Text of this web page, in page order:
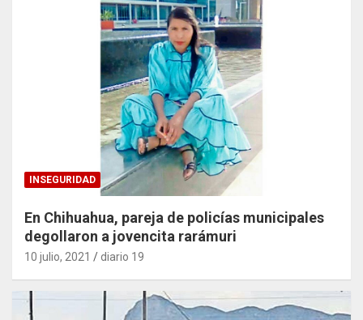
INSEGURIDAD
En Chihuahua, pareja de policías municipales
degollaron a jovencita rarámuri
10 julio, 2021 diario 19